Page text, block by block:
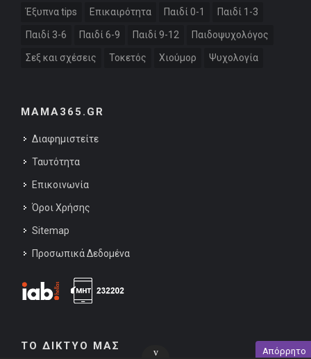
Έξυπνα tips Επικαιρότητα Παιδί 0-1 Παιδί 1-3
Παιδί 3-6 Παιδί 6-9 Παιδί 9-12 Παιδοψυχολόγος
Σεξ και σχέσεις Τοκετός Χιούμορ Ψυχολογία
MAMA365.GR
Διαφημιστείτε
Ταυτότητα
Επικοινωνία
Όροι Χρήσης
Sitemap
Προσωπικά Δεδομένα
ΤΟ ΔΙΚΤΥΟ ΜΑΣ Απόρρητο
v